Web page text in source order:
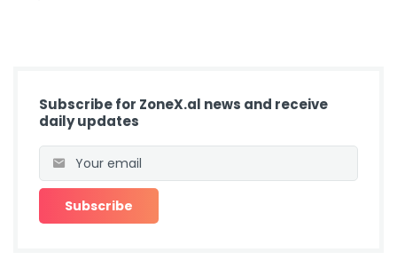
Subscribe for ZoneX.al news and receive
daily updates